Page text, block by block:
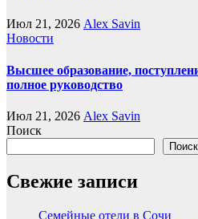
Июл 21, 2026 Alex Savin
Новости
Высшее образование,
полное руководство
Июл 21, 2026 Alex Savin
Поиск
Поиск
Свежие записи
Семейные отели в Сочи